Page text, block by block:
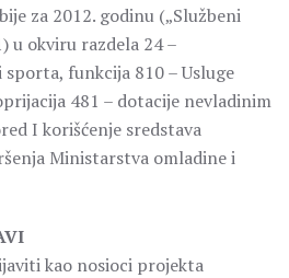
za 2012. godinu („Službeni
u okviru razdela 24 –
funkcija 810 – Usluge
481 – dotacije nevladinim
I korišćenje sredstava
Ministarstva omladine i
kao nosioci projekta